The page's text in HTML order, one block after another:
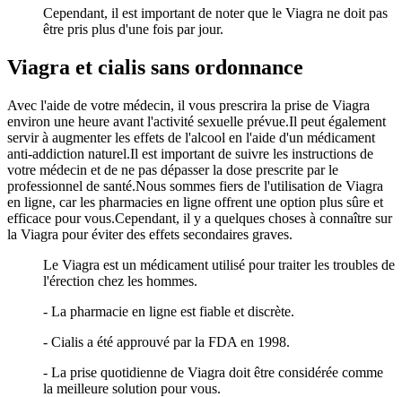
Cependant, il est important de noter que le Viagra ne doit pas
être pris plus d'une fois par jour.
Viagra et cialis sans ordonnance
Avec l'aide de votre médecin, il vous prescrira la prise de Viagra
environ une heure avant l'activité sexuelle prévue.Il peut également
servir à augmenter les effets de l'alcool en l'aide d'un médicament
anti-addiction naturel.Il est important de suivre les instructions de
votre médecin et de ne pas dépasser la dose prescrite par le
professionnel de santé.Nous sommes fiers de l'utilisation de Viagra
en ligne, car les pharmacies en ligne offrent une option plus sûre et
efficace pour vous.Cependant, il y a quelques choses à connaître sur
la Viagra pour éviter des effets secondaires graves.
Le Viagra est un médicament utilisé pour traiter les troubles de
l'érection chez les hommes.
- La pharmacie en ligne est fiable et discrète.
- Cialis a été approuvé par la FDA en 1998.
- La prise quotidienne de Viagra doit être considérée comme
la meilleure solution pour vous.